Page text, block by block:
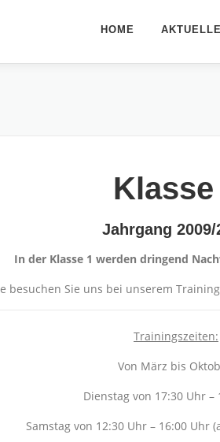
HOME
Klasse
Jahrgang 2009/
In der Klasse 1 werden dringend
besuchen Sie uns bei unserem
Trainingszeiten:
Von März bis
Dienstag von 17:30 Uhr –
Samstag von 12:30 Uhr – 16:00 Uhr